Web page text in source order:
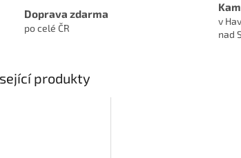
Doprava zdarma
po celé ČR
v
nad
produkty